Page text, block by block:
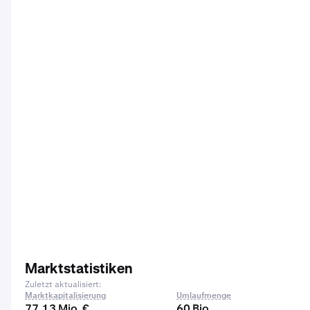
Marktstatistiken
Zuletzt aktualisiert:
Marktkapitalisierung
Umlaufmenge